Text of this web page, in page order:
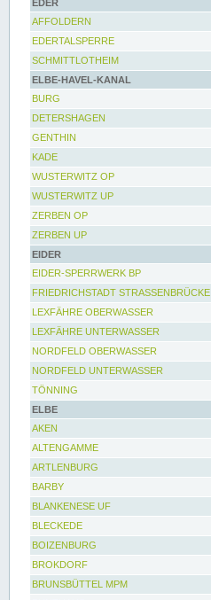
EDER
AFFOLDERN
EDERTALSPERRE
SCHMITTLOTHEIM
ELBE-HAVEL-KANAL
BURG
DETERSHAGEN
GENTHIN
KADE
WUSTERWITZ OP
WUSTERWITZ UP
ZERBEN OP
ZERBEN UP
EIDER
EIDER-SPERRWERK BP
FRIEDRICHSTADT STRASSENBRÜCKE
LEXFÄHRE OBERWASSER
LEXFÄHRE UNTERWASSER
NORDFELD OBERWASSER
NORDFELD UNTERWASSER
TÖNNING
ELBE
AKEN
ALTENGAMME
ARTLENBURG
BARBY
BLANKENESE UF
BLECKEDE
BOIZENBURG
BROKDORF
BRUNSBÜTTEL MPM